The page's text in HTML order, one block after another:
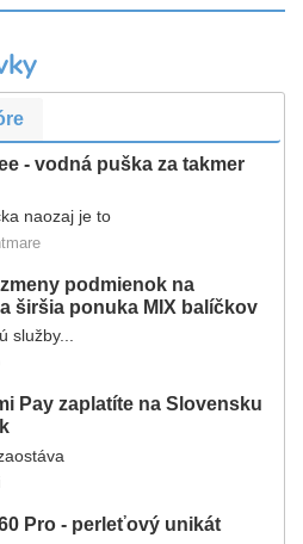
- vodná puška za takmer
naozaj je to
podmienok na
širšia ponuka MIX balíčkov
služby...
Pay zaplatíte na Slovensku
Pro - perleťový unikát